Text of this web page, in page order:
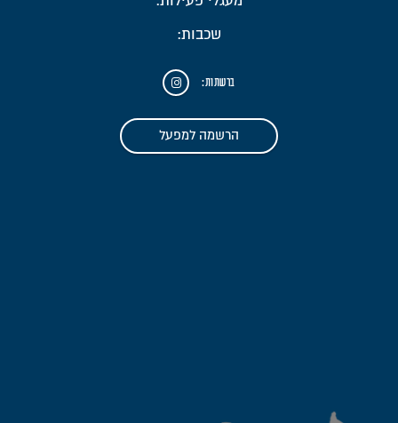
שכבות:
ברשתות:
הרשמה למפעל